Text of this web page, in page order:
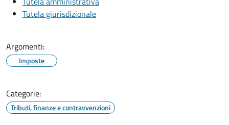
Tutela giurisdizionale
Argomenti:
Imposte
Categorie:
Tributi, finanze e contravvenzioni